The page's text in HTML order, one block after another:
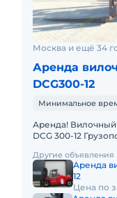
Москва и ещё 34
Аренда
DCG300-12
Минимальное
Аренда! Вилочный дизельный Автопогрузчик Kalmar
DCG 300-12
Грузоподъемность
Другие объявления
Аренда
12
Цена по